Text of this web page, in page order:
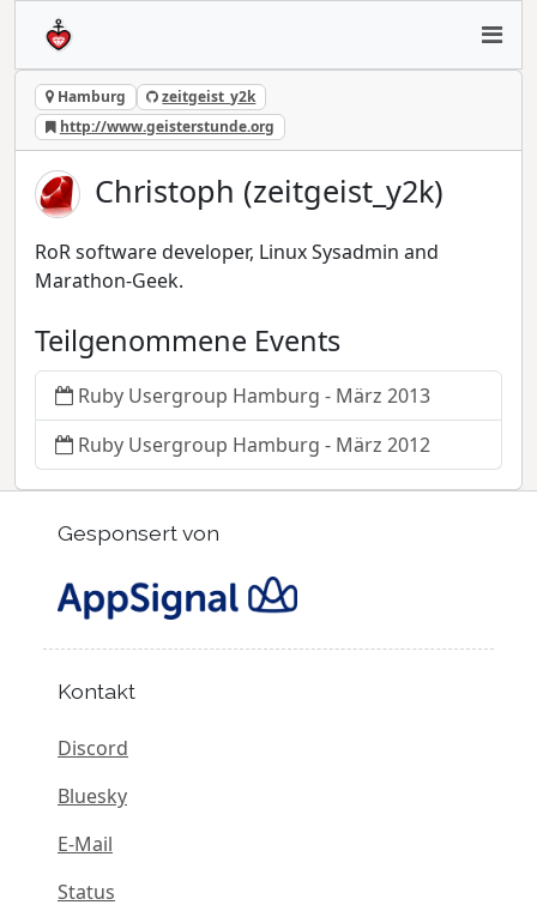
Hamburg
zeitgeist_y2k
http://www.geisterstunde.org
Christoph (zeitgeist_y2k)
RoR software developer, Linux Sysadmin and
Marathon-Geek.
Teilgenommene Events
Ruby Usergroup Hamburg - März 2013
Ruby Usergroup Hamburg - März 2012
Gesponsert von
Kontakt
Discord
Bluesky
E-Mail
Status